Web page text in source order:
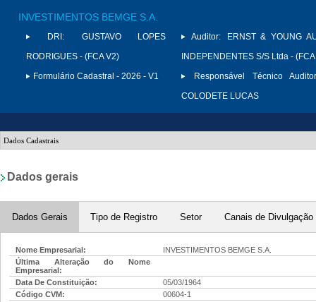
INVESTIMENTOS BEMGE S.A.
DRI:
GUSTAVO LOPES
RODRIGUES - (FCA V2)
Formulário Cadastral - 2026 - V1
Auditor:
ERNST & YOUNG
INDEPENDENTES S/S Ltda -
Responsável Técnico
COLODETE LUCAS